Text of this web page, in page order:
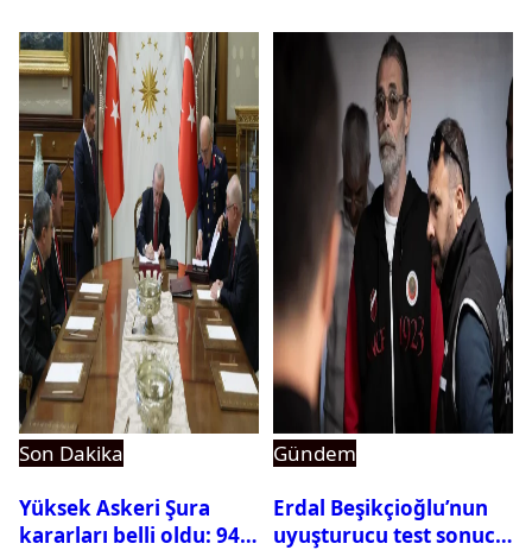
ortaya çıktı
Son Dakika
Yüksek Askeri Şura
kararları belli oldu: 94
Gündem
Erdal Beşikçioğlu’nun
uyuşturucu test sonucu